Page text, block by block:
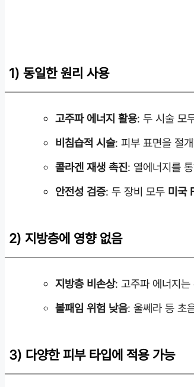
1) 동일한 원리 사용
고주파 에너지 활용: 두 시술 모
비침습적 시술: 피부 표면을 절
콜라겐 재생 촉진: 열에너지를
안전성 검증: 두 장비 모두 미국
2) 지방층에 영향 없음
지방층 비손상: 고주파 에너지는
볼패임 위험 낮음: 울쎄라 등 초
3) 다양한 피부 타입에 적용 가능